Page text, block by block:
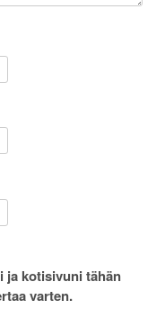
ja kotisivuni tähän
varten.